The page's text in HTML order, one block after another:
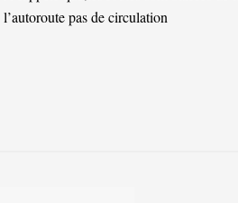
l’autoroute pas de circulation